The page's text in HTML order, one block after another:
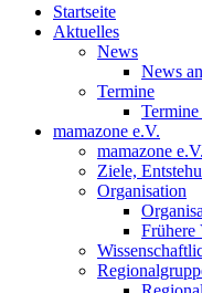
Startseite
Aktuelles
News
News
Termine
Termine
mamazone e.V.
mamazone
Ziele,
Organisation
Frühere